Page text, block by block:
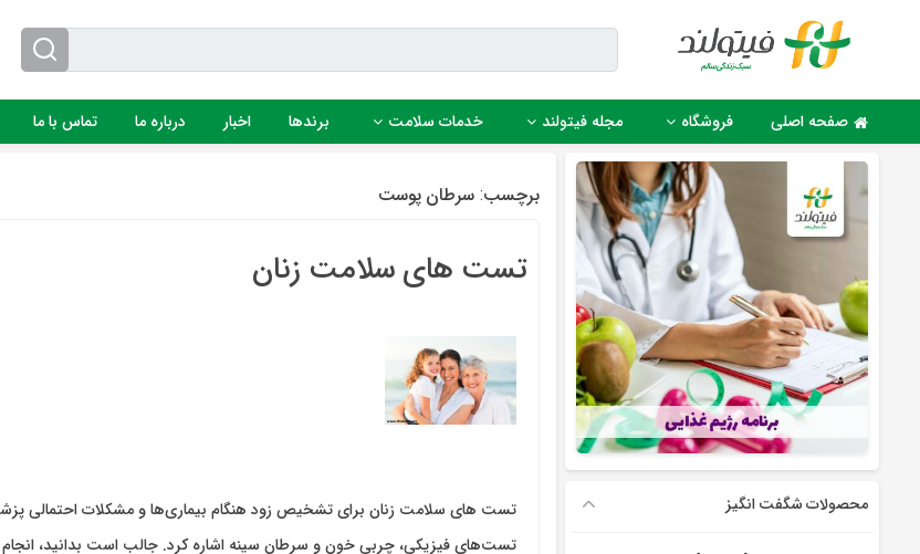
صفحه اصلی فروشگاه مجله فیتولند خدمات سلامت برندها اخبار درباره ما تماس با ما
برچسب: سرطان پوست
تست های سلامت زنان
تست های سلامت زنان برای تشخیص زود هنگام بیماری‌ها و مشکلات احتمالی
تست‌های فیزیکی، چربی خون و سرطان سینه اشاره کرد. جالب است بدانید،
محصولات شگفت انگیز